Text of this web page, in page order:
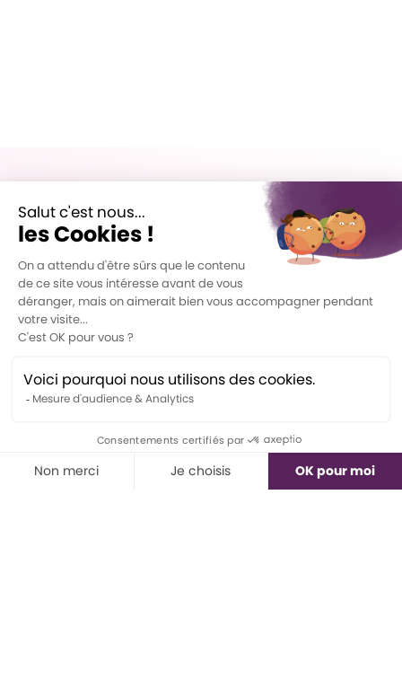
Les PROS du langage
En équipe - Formation
Cible langage
Coaching pour professionnel
Ressources
Outil de dépistage
Trucs adaptés gratuits